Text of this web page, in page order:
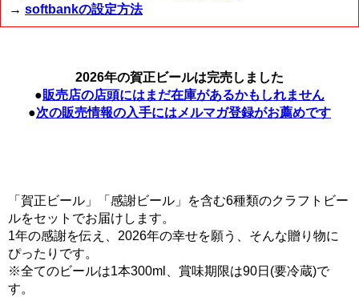
→ softbankの設定方法
2026年の賀正ビールは完売しました
●販売店の店頭にはまだ在庫があるかもしれません
●次の販売情報の入手にはメルマガ登録がお薦めです
「賀正ビール」「感謝ビール」を含む6種類のクラフトビー
ルをセットでお届けします。
1年の感謝を伝え、2026年の幸せを願う、そんな贈り物に
ぴったりです。
※全てのビールは1本300ml、賞味期限は90日(要冷蔵)で
す。